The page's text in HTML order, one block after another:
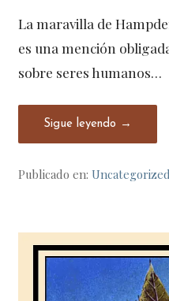
La maravilla de
es una mención
sobre seres humanos…
Sigue leyendo →
Publicado en:Uncategorized